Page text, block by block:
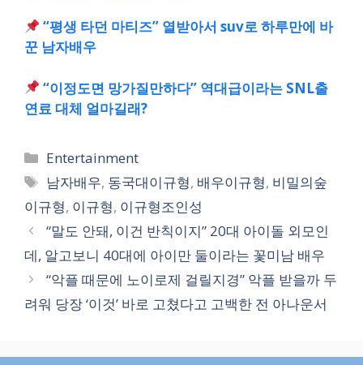
“평생 타던 마티즈” 열받아서 suv로 하루만에 바
꾼 남자배우
“이정도면 망가질만하다” 역대급이라는 SNL출
연료 대체 얼마길래?
카
테
고
리
Entertainment
태
그
남자배우, 동국대이규형, 배우이규형, 비밀의숲
이규형, 이규형, 이규형조인성
“말도 안돼, 이건 반칙이지” 20대 아이돌 외모인
데, 알고보니 40대에 아이만 둘이라는 꽃미남 배우
“악플 때문에 노이로제 걸릴지경” 악플 받을까 두
려워 당장 ‘이것’ 바로 고쳤다고 고백한 전 아나운서